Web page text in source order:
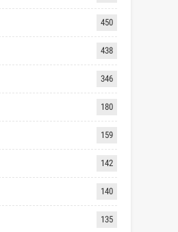
450
438
346
180
159
142
140
135